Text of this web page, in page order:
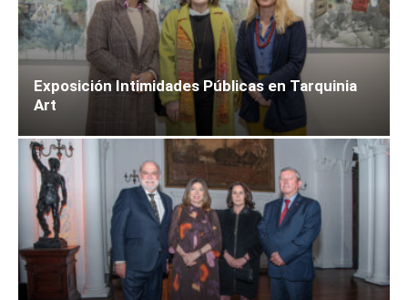
Exposición Intimidades Públicas en Tarquinia
Art